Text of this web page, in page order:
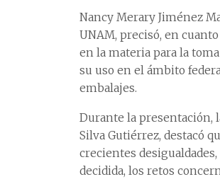
Nancy Merary Jiménez
UNAM, precisó, en
en la materia para la
su uso en el ámbito
embalajes.
Durante la presentación,
Silva Gutiérrez, destacó
crecientes desigualdades,
decidida, los retos